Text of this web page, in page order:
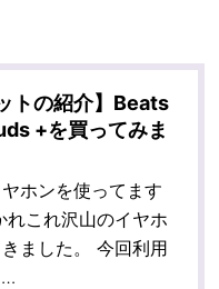
トの紹介】Beats
+を買ってみま
ホンを使ってます
れこれ沢山のイヤホ
ました。 今回利用